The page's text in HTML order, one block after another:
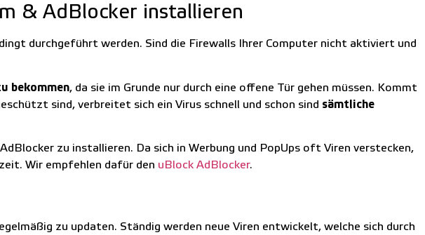
& AdBlocker installieren
durchgeführt werden. Sind die Firewalls Ihrer Computer nicht aktiviert und
bekommen, da sie im Grunde nur durch eine offene Tür gehen müssen. Kommt
sind, verbreitet sich ein Virus schnell und schon sind sämtliche
zu installieren. Da sich in Werbung und PopUps oft Viren verstecken,
Wir empfehlen dafür den uBlock AdBlocker.
zu updaten. Ständig werden neue Viren entwickelt, welche sich durch